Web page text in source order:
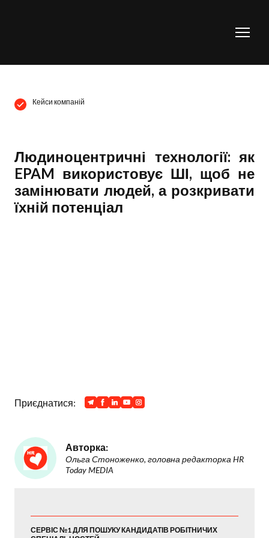
Кейси компаній
Людиноцентричні технології: як
EPAM використовує ШІ, щоб не
замінювати людей, а розкривати
їхній потенціал
Приєднатися:
Авторка:
Ольга Стоноженко, головна редакторка HR
Today MEDIA
СЕРВІС №1 ДЛЯ ПОШУКУ КАНДИДАТІВ РОБІТНИЧИХ